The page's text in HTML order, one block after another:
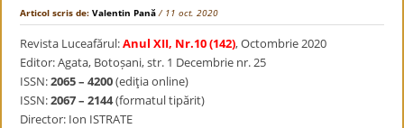
Articol scris de:Valentin Pană / 11 oct. 2020
Revista Luceafărul:Anul XII, Nr.10 (142), Octombrie 2020
Editor: Agata, Botoșani, str. 1 Decembrie nr. 25
ISSN:2065 – 4200(ediţia online)
ISSN:2067 – 2144(formatul tipărit)
Director: Ion ISTRATE